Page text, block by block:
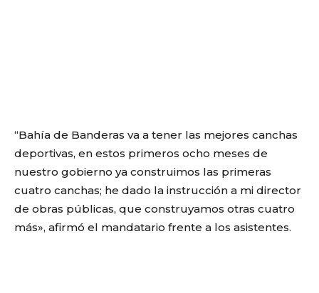
“Bahía de Banderas va a tener las mejores canchas
deportivas, en estos primeros ocho meses de
nuestro gobierno ya construimos las primeras
cuatro canchas; he dado la instrucción a mi director
de obras públicas, que construyamos otras cuatro
más», afirmó el mandatario frente a los asistentes.